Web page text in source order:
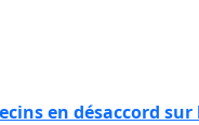
en désaccord sur